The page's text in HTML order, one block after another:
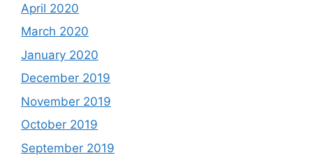
April 2020
March 2020
January 2020
December 2019
November 2019
October 2019
September 2019